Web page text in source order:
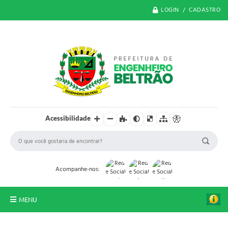
LOGIN / CADASTRO
Acessibilidade
Acompanhe-nos:
MENU